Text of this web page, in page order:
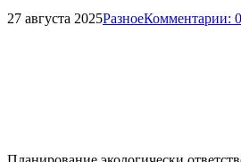
27 августа 2025РазноеКомментарии: 0